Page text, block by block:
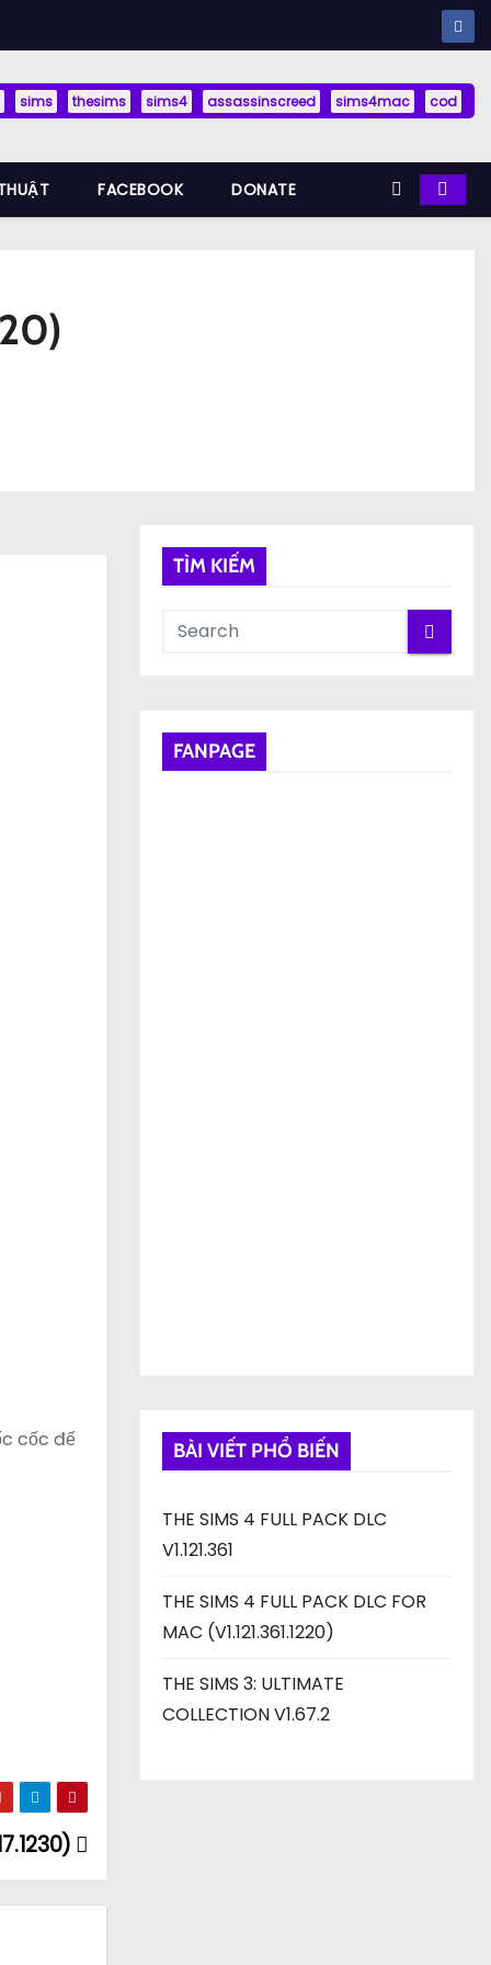
sims thesims sims4 assassinscreed sims4mac cod
FACEBOOK DONATE
cốc để
TÌM KIẾM
FANPAGE
BÀI VIẾT PHỔ BIẾN
THE SIMS 4 FULL PACK DLC
V1.121.361
THE SIMS 4 FULL PACK DLC FOR
MAC (V1.121.361.1220)
THE SIMS 3: ULTIMATE
COLLECTION V1.67.2